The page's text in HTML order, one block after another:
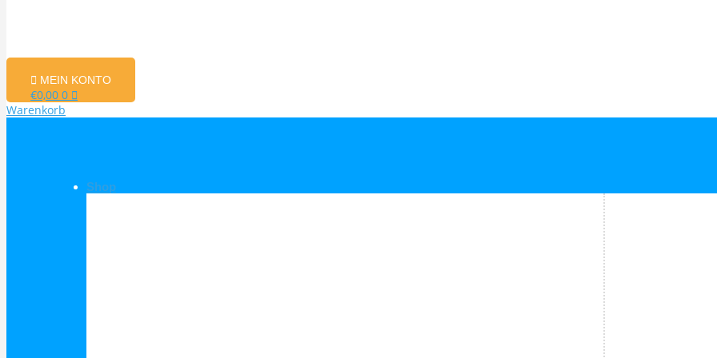
MEIN KONTO
€0,00 0
Warenkorb
Shop